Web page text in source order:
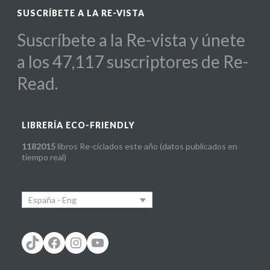
SUSCRÍBETE A LA RE-VISTA
Suscríbete a la Re-vista y únete
a los 47,117 suscriptores de Re-
Read.
LIBRERÍA ECO-FRIENDLY
1182015libros Re-ciclados este año (datos publicados en
tiempo real)
España - Eng
TikTokFacebook
Instagram
YouTube